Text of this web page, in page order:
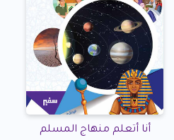
أنا أتعلم منهاج المسلم